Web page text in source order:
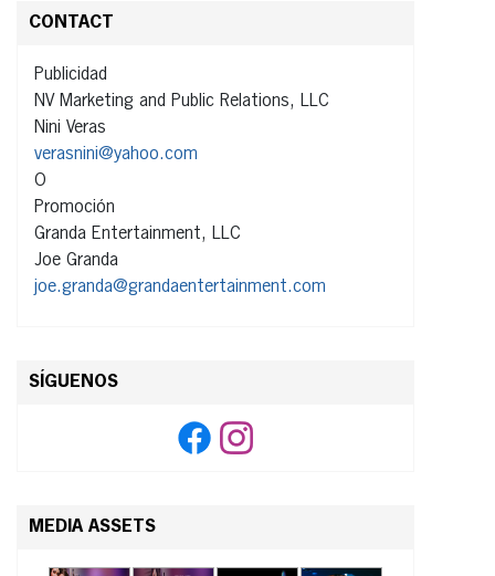
CONTACT
Publicidad
NV Marketing and Public Relations, LLC
Nini Veras
verasnini@yahoo.com
O
Promoción
Granda Entertainment, LLC
Joe Granda
joe.granda@grandaentertainment.com
SÍGUENOS
MEDIA ASSETS